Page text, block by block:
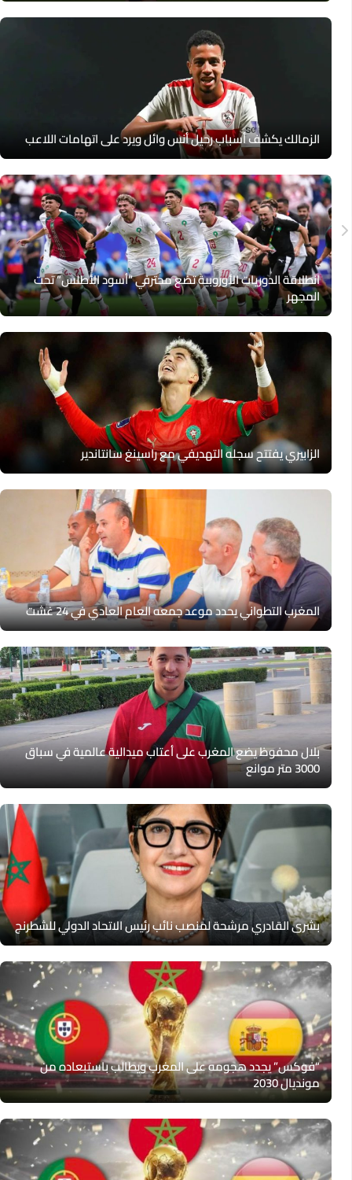
الزمالك يكشف أسباب رحيل أنس وائل ويرد على اتهامات اللاعب
انطلاقة الدوريات الأوروبية تضع محترفي “أسود الأطلس” تحت
المجهر
الزابيري يفتتح سجله التهديفي مع راسينغ سانتاندير
المغرب التطواني يحدد موعد جمعه العام العادي في 24 غشت
بلال محفوظ يضع المغرب على أعتاب ميدالية عالمية في سباق
3000 متر موانع
بشرى القادري مرشحة لمنصب نائب رئيس الاتحاد الدولي للشطرنج
“فوكس” يجدد هجومه على المغرب ويطالب باستبعاده من
مونديال 2030